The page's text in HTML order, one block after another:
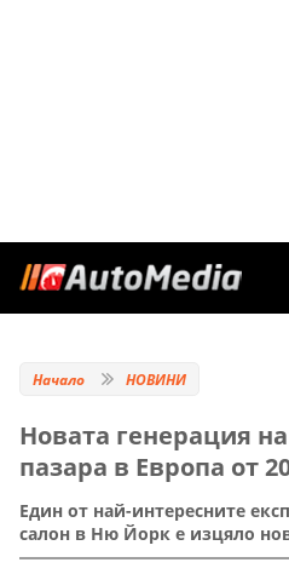
Начало НОВИНИ
Новата генерация
пазара в Европа от
Един от най-интересните
салон в Ню Йорк е изцяло